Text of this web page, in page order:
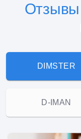
Отзывы
DIMSTER
D-IMAN